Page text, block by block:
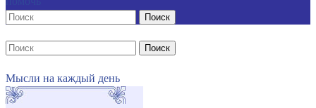
Поиск
Поиск
Мысли на каждый день